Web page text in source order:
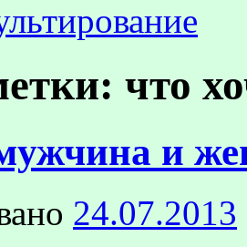
что
и
24.07.2013